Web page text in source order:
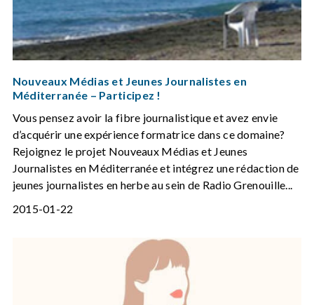
Nouveaux Médias et Jeunes Journalistes en
Méditerranée – Participez !
Vous pensez avoir la fibre journalistique et avez envie
d’acquérir une expérience formatrice dans ce domaine?
Rejoignez le projet Nouveaux Médias et Jeunes
Journalistes en Méditerranée et intégrez une rédaction de
jeunes journalistes en herbe au sein de Radio Grenouille...
2015-01-22